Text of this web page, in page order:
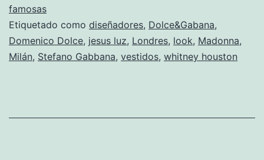
Whitney
Houston
famosas
Etiquetado como diseñadores, Dolce&Gabana,
Domenico Dolce, jesus luz, Londres, look, Madonna,
Milán, Stefano Gabbana, vestidos, whitney houston